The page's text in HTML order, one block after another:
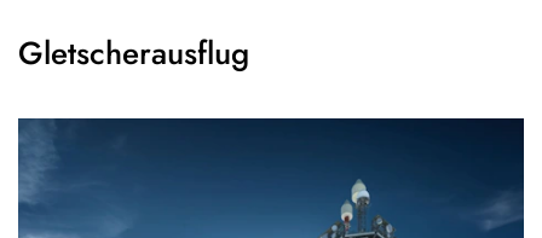
Gletscherausflug